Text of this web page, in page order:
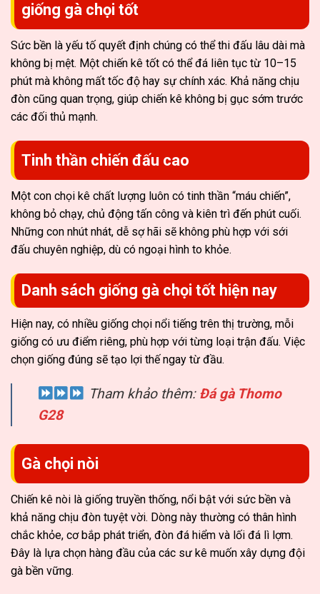
giống gà chọi tốt
Sức bền là yếu tố quyết định chúng có thể thi đấu lâu dài mà
không bị mệt. Một chiến kê tốt có thể đá liên tục từ 10–15
phút mà không mất tốc độ hay sự chính xác. Khả năng chịu
đòn cũng quan trọng, giúp chiến kê không bị gục sớm trước
các đối thủ mạnh.
Tinh thần chiến đấu cao
Một con chọi kê chất lượng luôn có tinh thần “máu chiến”,
không bỏ chạy, chủ động tấn công và kiên trì đến phút cuối.
Những con nhút nhát, dễ sợ hãi sẽ không phù hợp với sới
đấu chuyên nghiệp, dù có ngoại hình to khỏe.
Danh sách giống gà chọi tốt hiện nay
Hiện nay, có nhiều giống chọi nổi tiếng trên thị trường, mỗi
giống có ưu điểm riêng, phù hợp với từng loại trận đấu. Việc
chọn giống đúng sẽ tạo lợi thế ngay từ đầu.
Tham khảo thêm: Đá gà Thomo
G28
Gà chọi nòi
Chiến kê nòi là giống truyền thống, nổi bật với sức bền và
khả năng chịu đòn tuyệt vời. Dòng này thường có thân hình
chắc khỏe, cơ bắp phát triển, đòn đá hiểm và lối đá lì lợm.
Đây là lựa chọn hàng đầu của các sư kê muốn xây dựng đội
gà bền vững.